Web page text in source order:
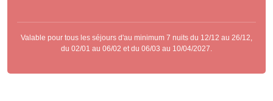
Valable pour tous les séjours d'au minimum 7 nuits du 12/12 au 26/12,
du 02/01 au 06/02 et du 06/03 au 10/04/2027.